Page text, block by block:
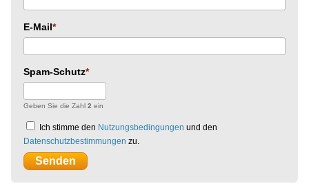
E-Mail
Spam-Schutz
Geben Sie die Zahl 2 ein
Ich stimme den Nutzungsbedingungen und den
Datenschutzbestimmungen zu.